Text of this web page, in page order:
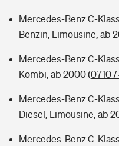
Mercedes-Benz C-
Benzin, Limousine, ab
Mercedes-Benz C-
Kombi, ab 2000(0710
Mercedes-Benz C-
Diesel, Limousine, ab
Mercedes-Benz C-